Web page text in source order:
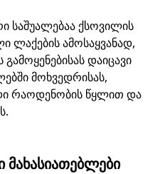
საშუალებაა ქსოვილის
ამოსაყვანად,
გამოყენებისას დაიცავი
მოხვედრისას,
რაოდენობის წყლით და